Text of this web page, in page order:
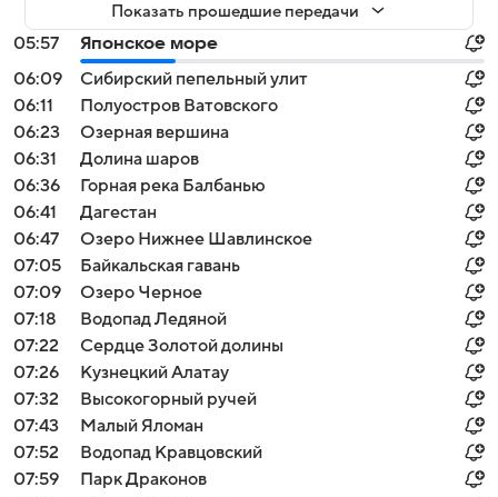
Показать прошедшие передачи
05:57
Японское море
06:09
Сибирский пепельный улит
06:11
Полуостров Ватовского
06:23
Озерная вершина
06:31
Долина шаров
06:36
Горная река Балбанью
06:41
Дагестан
06:47
Озеро Нижнее Шавлинское
07:05
Байкальская гавань
07:09
Озеро Черное
07:18
Водопад Ледяной
07:22
Сердце Золотой долины
07:26
Кузнецкий Алатау
07:32
Высокогорный ручей
07:43
Малый Яломан
07:52
Водопад Кравцовский
07:59
Парк Драконов